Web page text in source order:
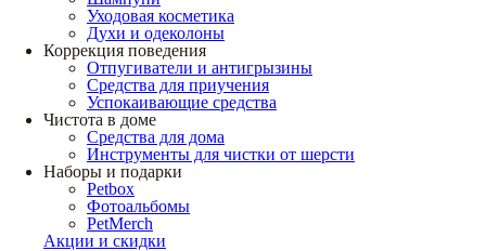
Уходовая косметика
Духи и одеколоны
Коррекция поведения
Отпугиватели и антигрызины
Средства для приучения
Успокаивающие средства
Чистота в доме
Средства для дома
Инструменты для чистки от шерсти
Наборы и подарки
Petbox
Фотоальбомы
PetMerch
Акции и скидки